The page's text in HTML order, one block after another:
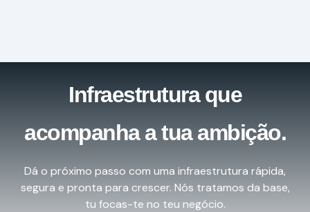
Infraestrutura que
acompanha a tua ambição.
Dá o próximo passo com uma infraestrutura rápida,
segura e pronta para crescer. Nós tratamos da base,
tu focas-te no teu negócio.